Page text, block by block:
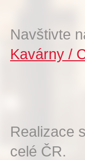
Navštivte
Kavárny /
Realizace
celé ČR.